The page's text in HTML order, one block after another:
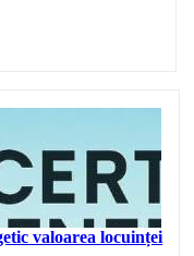
valoarea locuinței